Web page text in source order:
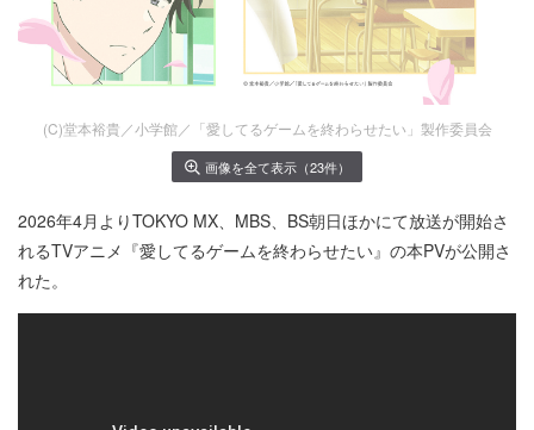
(C)堂本裕貴／小学館／「愛してるゲームを終わらせたい」製作委員会
画像を全て表示（23件）
2026年4月よりTOKYO MX、MBS、BS朝日ほかにて放送が開始さ
れるTVアニメ『愛してるゲームを終わらせたい』の本PVが公開さ
れた。